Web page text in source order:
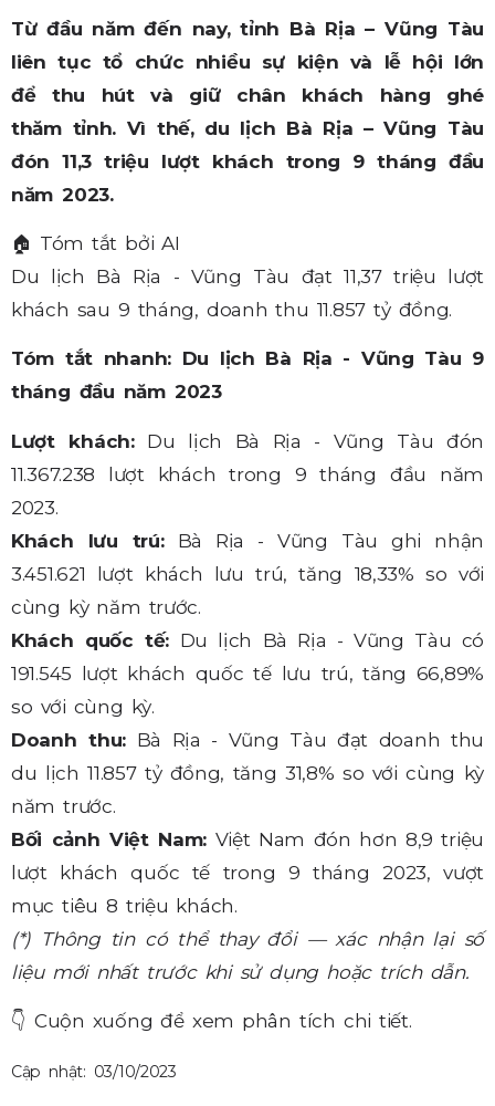
Từ đầu năm đến nay, tỉnh Bà Rịa – Vũng Tàu
liên tục tổ chức nhiều sự kiện và lễ hội lớn
để thu hút và giữ chân khách hàng ghé
thăm tỉnh. Vì thế, du lịch Bà Rịa – Vũng Tàu
đón 11,3 triệu lượt khách trong 9 tháng đầu
năm 2023.
🏠 Tóm tắt bởi AI
Du lịch Bà Rịa - Vũng Tàu đạt 11,37 triệu lượt
khách sau 9 tháng, doanh thu 11.857 tỷ đồng.
Tóm tắt nhanh: Du lịch Bà Rịa - Vũng Tàu 9
tháng đầu năm 2023
Lượt khách:
Du lịch Bà Rịa - Vũng Tàu đón
11.367.238 lượt khách trong 9 tháng đầu năm
2023.
Khách lưu trú:
Bà Rịa - Vũng Tàu ghi nhận
3.451.621 lượt khách lưu trú, tăng 18,33% so với
cùng kỳ năm trước.
Khách quốc tế: Du lịch Bà Rịa - Vũng Tàu có
191.545 lượt khách quốc tế lưu trú, tăng 66,89%
so với cùng kỳ.
Doanh thu: Bà Rịa - Vũng Tàu đạt doanh thu
du lịch 11.857 tỷ đồng, tăng 31,8% so với cùng kỳ
năm trước.
Bối cảnh Việt Nam: Việt Nam đón hơn 8,9 triệu
lượt khách quốc tế trong 9 tháng 2023, vượt
mục tiêu 8 triệu khách.
(*) Thông tin có thể thay đổi — xác nhận lại số
liệu mới nhất trước khi sử dụng hoặc trích dẫn.
👇 Cuộn xuống để xem phân tích chi tiết.
Cập nhật: 03/10/2023